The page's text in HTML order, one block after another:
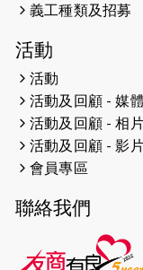
2026-04-19
2026-04-16
2026-04-12
2026-04-11
2026-04-10
義工種類及招募
活動
活動
活動及回顧 - 媒
活動及回顧 - 相
活動及回顧 - 影
會員專區
聯絡我們